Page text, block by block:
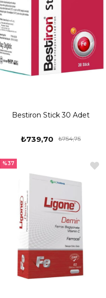
Bestiron Stick 30 Adet
₺739,70 ₺754,75
%37